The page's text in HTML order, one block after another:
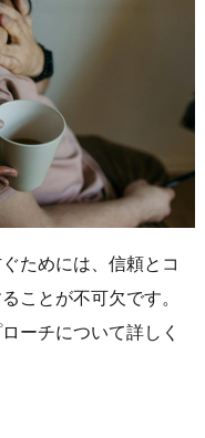
ためには、信頼とコ
ことが不可欠です。
ーチについて詳しく